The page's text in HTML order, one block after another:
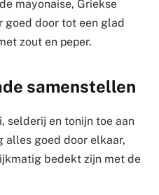
mayonaise, Griekse
goed door tot een glad
zout en peper.
samenstellen
selderij en tonijn toe aan
alles goed door elkaar,
bedekt zijn met de